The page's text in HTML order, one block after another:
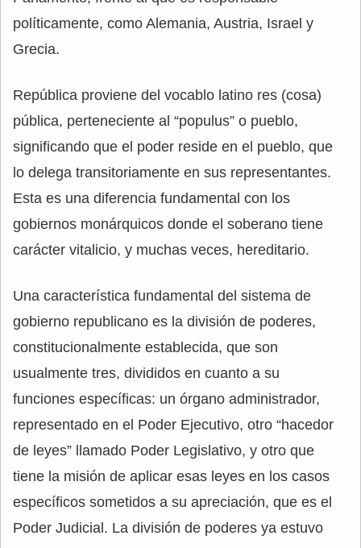
políticamente, como Alemania, Austria, Israel y
Grecia.
República proviene del vocablo latino res (cosa)
pública, perteneciente al “populus” o pueblo,
significando que el poder reside en el pueblo, que
lo delega transitoriamente en sus representantes.
Esta es una diferencia fundamental con los
gobiernos monárquicos donde el soberano tiene
carácter vitalicio, y muchas veces, hereditario.
Una característica fundamental del sistema de
gobierno republicano es la división de poderes,
constitucionalmente establecida, que son
usualmente tres, divididos en cuanto a su
funciones específicas: un órgano administrador,
representado en el Poder Ejecutivo, otro “hacedor
de leyes” llamado Poder Legislativo, y otro que
tiene la misión de aplicar esas leyes en los casos
específicos sometidos a su apreciación, que es el
Poder Judicial. La división de poderes ya estuvo